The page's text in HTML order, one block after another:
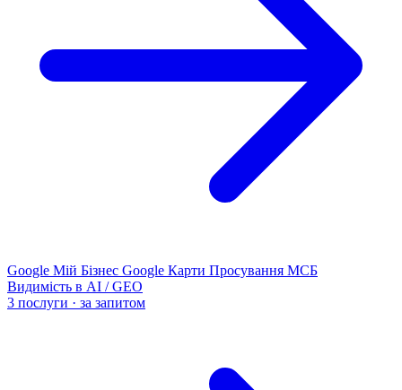
Google Мій Бізнес Google Карти Просування МСБ
Видимість в AI / GEO
3 послуги · за запитом